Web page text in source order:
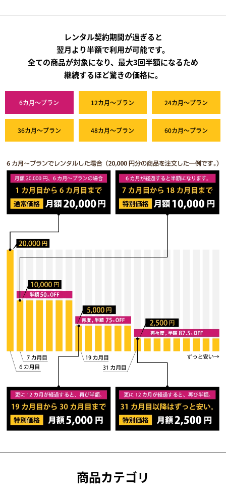
レンタル契約期間が過ぎると
翌月より半額で利用が可能です。
全ての商品が対象になり、最大3回半額になるため
継続するほど驚きの価格に。
6カ月～プラン 12カ月～プラン 24カ月～プラン
36カ月～プラン 48カ月～プラン 60カ月～プラン
商品カテゴリ